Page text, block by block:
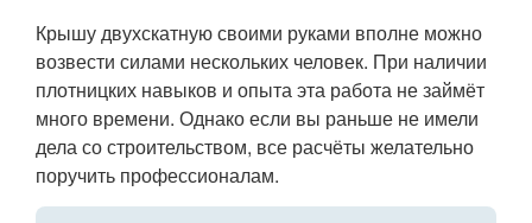
Крышу двухскатную своими руками вполне можно
возвести силами нескольких человек. При наличии
плотницких навыков и опыта эта работа не займёт
много времени. Однако если вы раньше не имели
дела со строительством, все расчёты желательно
поручить профессионалам.